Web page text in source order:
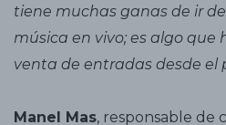
tiene muchas ganas de ir
música en vivo; es algo que
venta de entradas desde el
Manel Mas, responsable de